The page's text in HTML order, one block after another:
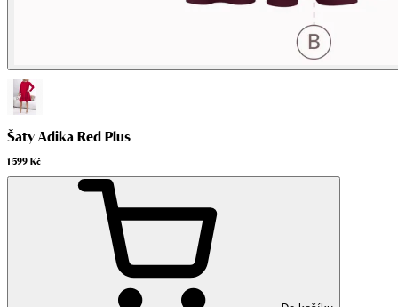
Šaty Adika Red Plus
1 599 Kč